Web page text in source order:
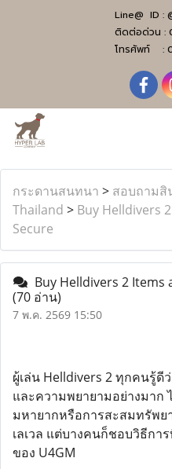
Line@ ID :
ติดต่อด่วน :
โทรศัพท์ :
กระดานสนทนา > สอบถามสิ
Thailand > Buy Helldivers
Secure
Buy Helldivers 2 Items
(70 อ่าน)
7 พ.ค. 2569 15:50
ผู้เล่น Helldivers 2 ทุกคนรู้ดี
และความพยายามอย่างมาก
มหายากหรือการสะสมทรัพย
เลเวล แต่บางคนก็ชอบวิธีกา
ของ U4GM